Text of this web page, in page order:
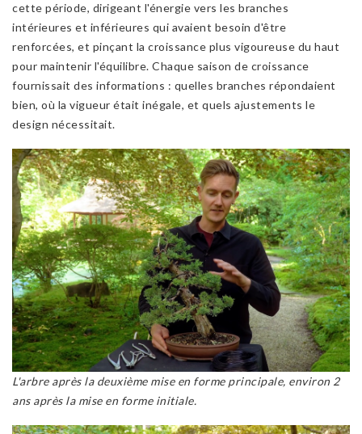
cette période, dirigeant l'énergie vers les branches
intérieures et inférieures qui avaient besoin d'être
renforcées, et pinçant la croissance plus vigoureuse du haut
pour maintenir l'équilibre. Chaque saison de croissance
fournissait des informations : quelles branches répondaient
bien, où la vigueur était inégale, et quels ajustements le
design nécessitait.
L'arbre après la deuxième mise en forme principale, environ 2
ans après la mise en forme initiale.